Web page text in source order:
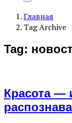
Главная
Tag Archive
Tag:
Красота —